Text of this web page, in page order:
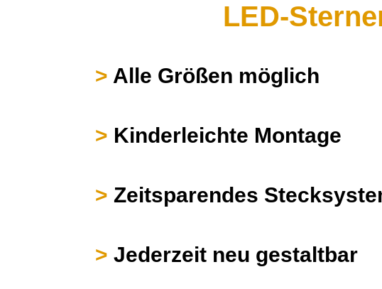
LED-
> Alle Größen möglich
> Kinderleichte Montage
> Zeitsparendes
> Jederzeit neu gestaltbar